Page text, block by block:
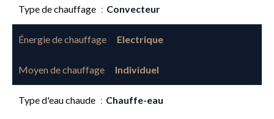
Type de chauffage Convecteur
Énergie de chauffage Electrique
Moyen de chauffage Individuel
Type d'eau chaude Chauffe-eau